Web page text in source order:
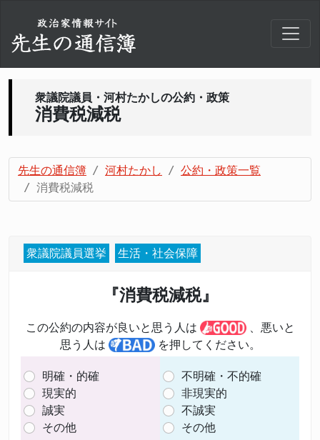
衆議院議員・河村たかしの公約・政策
消費税減税
先生の通信簿 河村たかし
公約・政策一覧
消費税減税
衆議院議員選挙 生活・社会保障
『消費税減税』
この公約の内容が良いと思う人は
、悪いと
思う人は
を押してください。
明確・的確
現実的
誠実
その他
不明確・不的確
非現実的
不誠実
その他